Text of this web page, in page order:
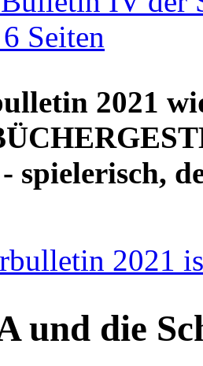
Seiten
2021
spielerisch,
2021
und die